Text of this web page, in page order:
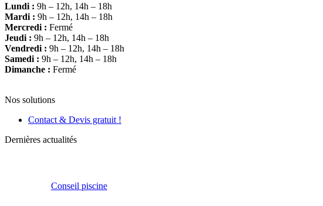
Lundi : 9h – 12h, 14h – 18h
Mardi : 9h – 12h, 14h – 18h
Mercredi : Fermé
Jeudi : 9h – 12h, 14h – 18h
Vendredi : 9h – 12h, 14h – 18h
Samedi : 9h – 12h, 14h – 18h
Dimanche : Fermé
Nos solutions
Contact & Devis gratuit !
Dernières actualités
Conseil piscine